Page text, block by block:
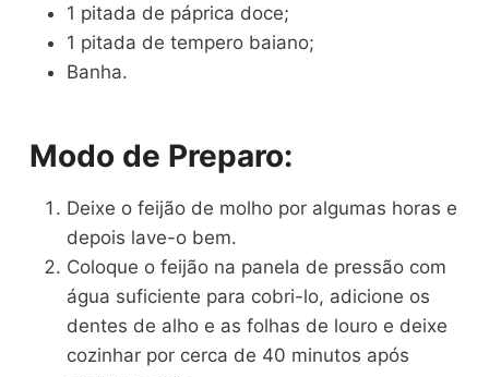
1 pitada de páprica doce;
1 pitada de tempero baiano;
Banha.
Modo de Preparo:
Deixe o feijão de molho por algumas horas e
depois lave-o bem.
Coloque o feijão na panela de pressão com
água suficiente para cobri-lo, adicione os
dentes de alho e as folhas de louro e deixe
cozinhar por cerca de 40 minutos após